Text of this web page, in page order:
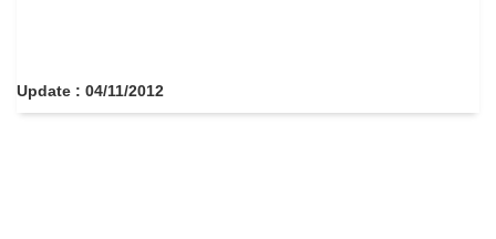
Update : 04/11/2012